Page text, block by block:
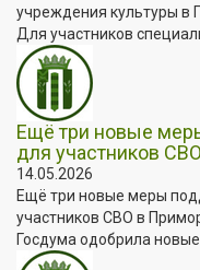
учреждения культуры в
Для участников
Ещё три новые
для участников
14.05.2026
Ещё три новые меры
участников СВО в
Госдума одобрила